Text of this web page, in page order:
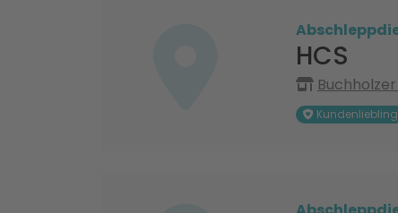
HCS
Kundenliebling